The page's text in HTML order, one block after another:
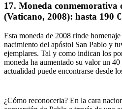
17. Moneda conmemorativa
(Vaticano, 2008): hasta 190 €
Esta moneda de 2008 rinde
nacimiento del apóstol San Pablo y
ejemplares. Tal y como indican los
moneda ha aumentado su valor un 40
actualidad puede encontrarse desde
¿Cómo reconocerla? En la cara